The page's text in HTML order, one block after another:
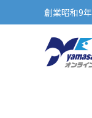
創業昭和9年